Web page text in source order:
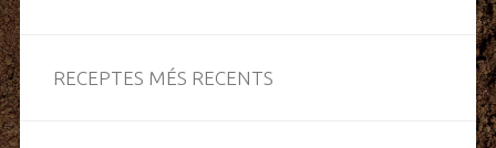
RECEPTES MÉS RECENTS